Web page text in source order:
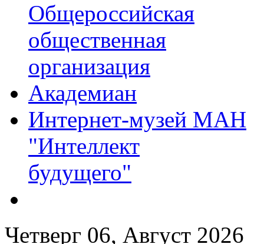
Общероссийская
общественная
организация
Академиан
Интернет-музей МАН
"Интеллект
будущего"
Четверг 06, Август 2026